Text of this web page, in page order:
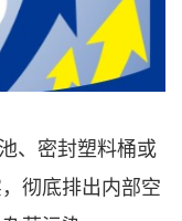
、密封塑料桶或
彻底排出内部空